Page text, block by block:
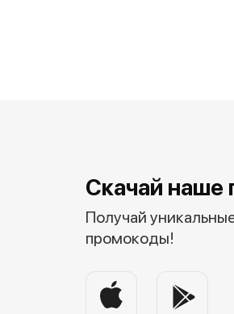
Скачай наше
Получай
промокоды!